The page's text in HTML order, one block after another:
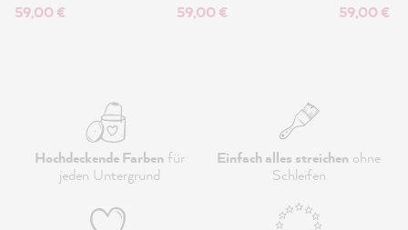
59,00 € 59,00 € 59,00 €
Hochdeckende Farbenfür
jeden Untergrund
Einfach alles streichen ohne
Schleifen